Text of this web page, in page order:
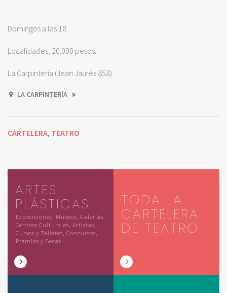
Domingos a las 18.
Localidades, 20.000 pesos.
La Carpintería (Jean Jaurès 858).
LA CARPINTERÍA
CARTELERA, TEATRO
ARTES
PLÁSTICAS
Exposiciones, Museos, Galerías,
Centros Culturales, Artistas,
Cursos y Talleres, Concursos,
Premios y Becas
TODA LA
CARTELERA
DE TEATRO